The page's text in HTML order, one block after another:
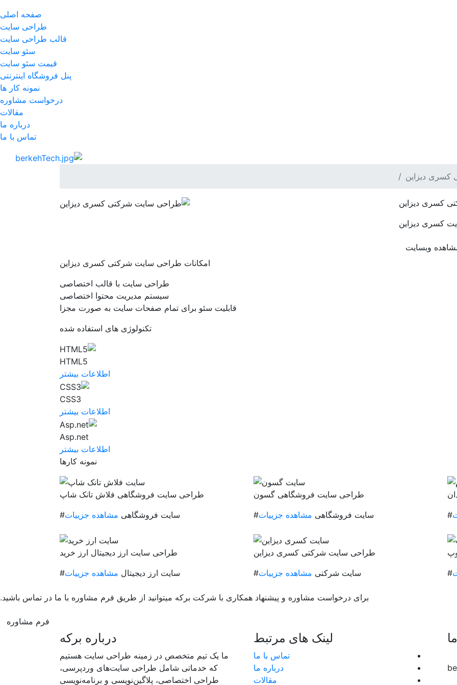
صفحه اصلی
طراحی سایت
قالب طراحی سایت
سئو سایت
قیمت سئو سایت
پنل فروشگاه اینترنتی
نمونه کار ها
درخواست مشاوره
مقالات
درباره ما
تماس با ما
دیزاین
کسری دیزاین
کسری دیزاین
وبسایت
امکانات طراحی سایت شرکتی کسری دیزاین
طراحی سایت با قالب اختصاصی
سیستم مدیریت محتوا اختصاصی
قابلیت سئو برای تمام صفحات سایت به صورت مجزا
تکنولوژی های استفاده شده
HTML5
اطلاعات بیشتر
CSS3
اطلاعات بیشتر
Asp.net
اطلاعات بیشتر
نمونه کارها
طراحی سایت فروشگاهی فلاش تانک شاپ
#سایت فروشگاهی مشاهده جزییات
طراحی سایت فروشگاهی گسون
#سایت فروشگاهی مشاهده جزییات
طراحی سایت ارز دیجیتال ارز خرید
#سایت ارز دیجیتال مشاهده جزییات
طراحی سایت شرکتی کسری دیزاین
#سایت شرکتی مشاهده جزییات
برای درخواست مشاوره و پیشنهاد همکاری با شرکت برکه میتوانید از طریق فرم مشاوره با ما در تماس باشید.
فرم مشاوره
لینک های مرتبط
تماس با ما
درباره ما
مقالات
درباره برکه
ما یک تیم متخصص در زمینه طراحی سایت هستیم
که خدماتی شامل طراحی سایت‌های وردپرسی،
طراحی اختصاصی، پلاگین‌نویسی و برنامه‌نویسی